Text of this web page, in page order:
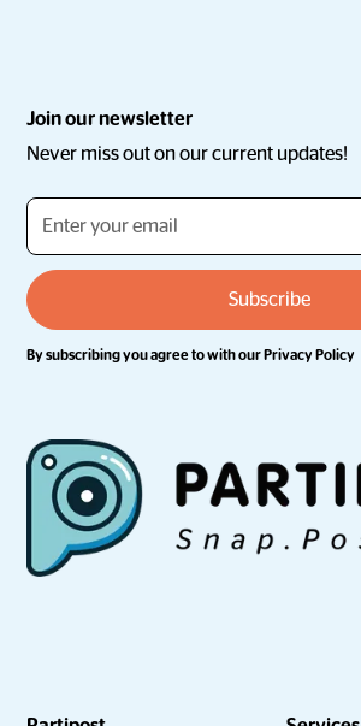
Join our newsletter
Never miss out on our current updates!
By subscribing you agree to with ourPrivacy Policy